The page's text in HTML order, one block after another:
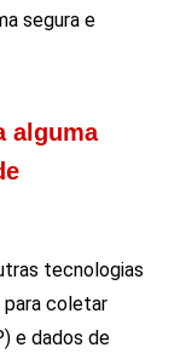
segura e
alguma
tecnologias
coletar
e dados de